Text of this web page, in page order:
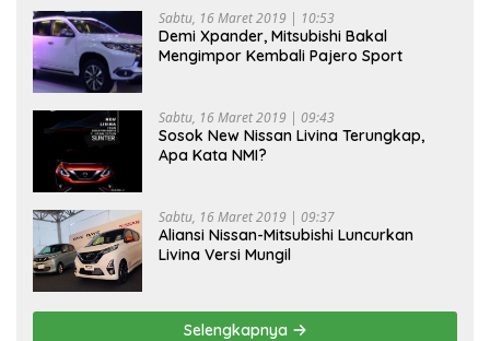
Sabtu, 16 Maret 2019 | 10:53
Demi Xpander, Mitsubishi Bakal
Mengimpor Kembali Pajero Sport
Sabtu, 16 Maret 2019 | 09:43
Sosok New Nissan Livina Terungkap,
Apa Kata NMI?
Sabtu, 16 Maret 2019 | 09:37
Aliansi Nissan-Mitsubishi Luncurkan
Livina Versi Mungil
Selengkapnya